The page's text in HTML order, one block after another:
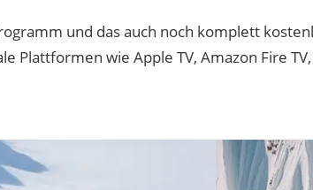
und das auch noch komplett
Plattformen wie Apple TV, Amazon Fire